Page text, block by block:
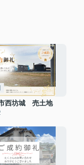
西坊城 売土地